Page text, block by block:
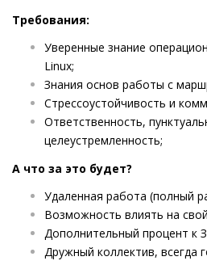
Требования:
Уверенные знание
Linux;
Знания основ работы с
Стрессоустойчивость и
Ответственность,
целеустремленность;
А что за это будет?
Удаленная работа (полный
Возможность влиять на
Дополнительный процент к
Дружный коллектив, всегда